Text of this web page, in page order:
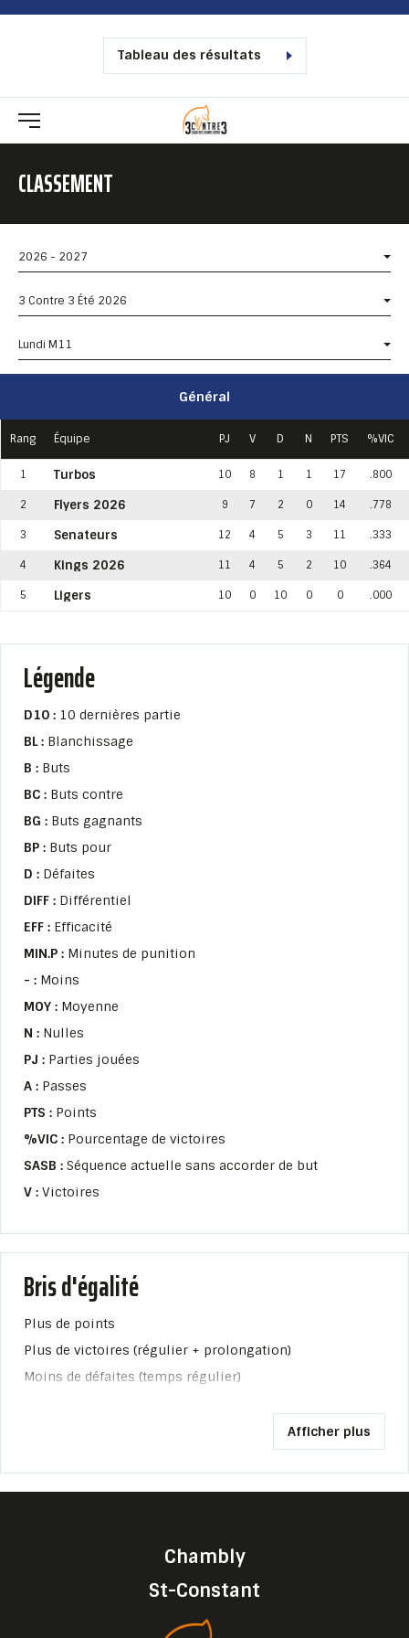
Tableau des résultats
CLASSEMENT
2026 - 2027
3 Contre 3 Été 2026
Lundi M11
Général
Rang Équipe PJ V D N PTS %VIC
1 Turbos 10 8 1 1 17 .800
2 Flyers 2026 9 7 2 0 14 .778
3 Senateurs 12 4 5 3 11 .333
4 Kings 2026 11 4 5 2 10 .364
5 Ligers 10 0 10 0 0 .000
Légende
D10 : 10 dernières partie
BL : Blanchissage
B : Buts
BC : Buts contre
BG : Buts gagnants
BP : Buts pour
D : Défaites
DIFF : Différentiel
EFF : Efficacité
MIN.P : Minutes de punition
- : Moins
MOY : Moyenne
N : Nulles
PJ : Parties jouées
A : Passes
PTS : Points
%VIC : Pourcentage de victoires
SASB : Séquence actuelle sans accorder de but
V : Victoires
Bris d'égalité
Plus de points
Plus de victoires (régulier + prolongation)
Moins de défaites (temps régulier)
Afficher plus
Chambly
St-Constant